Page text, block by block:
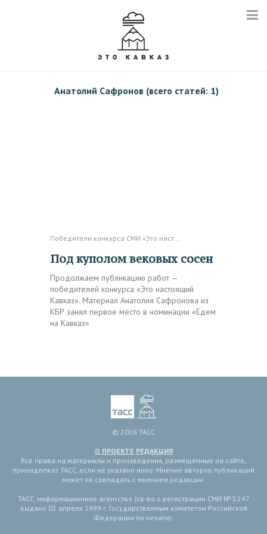
Анатолий Сафронов (всего статей: 1)
Победители конкурса СМИ «Это настоящий Кавказ»
Под куполом вековых сосен
Продолжаем публикацию работ —
победителей конкурса «Это настоящий
Кавказ». Материал Анатолия Сафронова из
КБР занял первое место в номинации «Едем
на Кавказ»
© 2026 ТАСС
О ПРОЕКТЕ РЕДАКЦИЯ
Все права на материалы и произведения, размещенные на сайте,
принадлежат ТАСС, если не указано иное. Мнение авторов публикаций
может не совпадать с мнением редакции.
ТАСС, информационное агентство (св-во о регистрации СМИ № 3 247
выдано 02 апреля 1999 г. Государственным комитетом Российской
Федерации по печати).